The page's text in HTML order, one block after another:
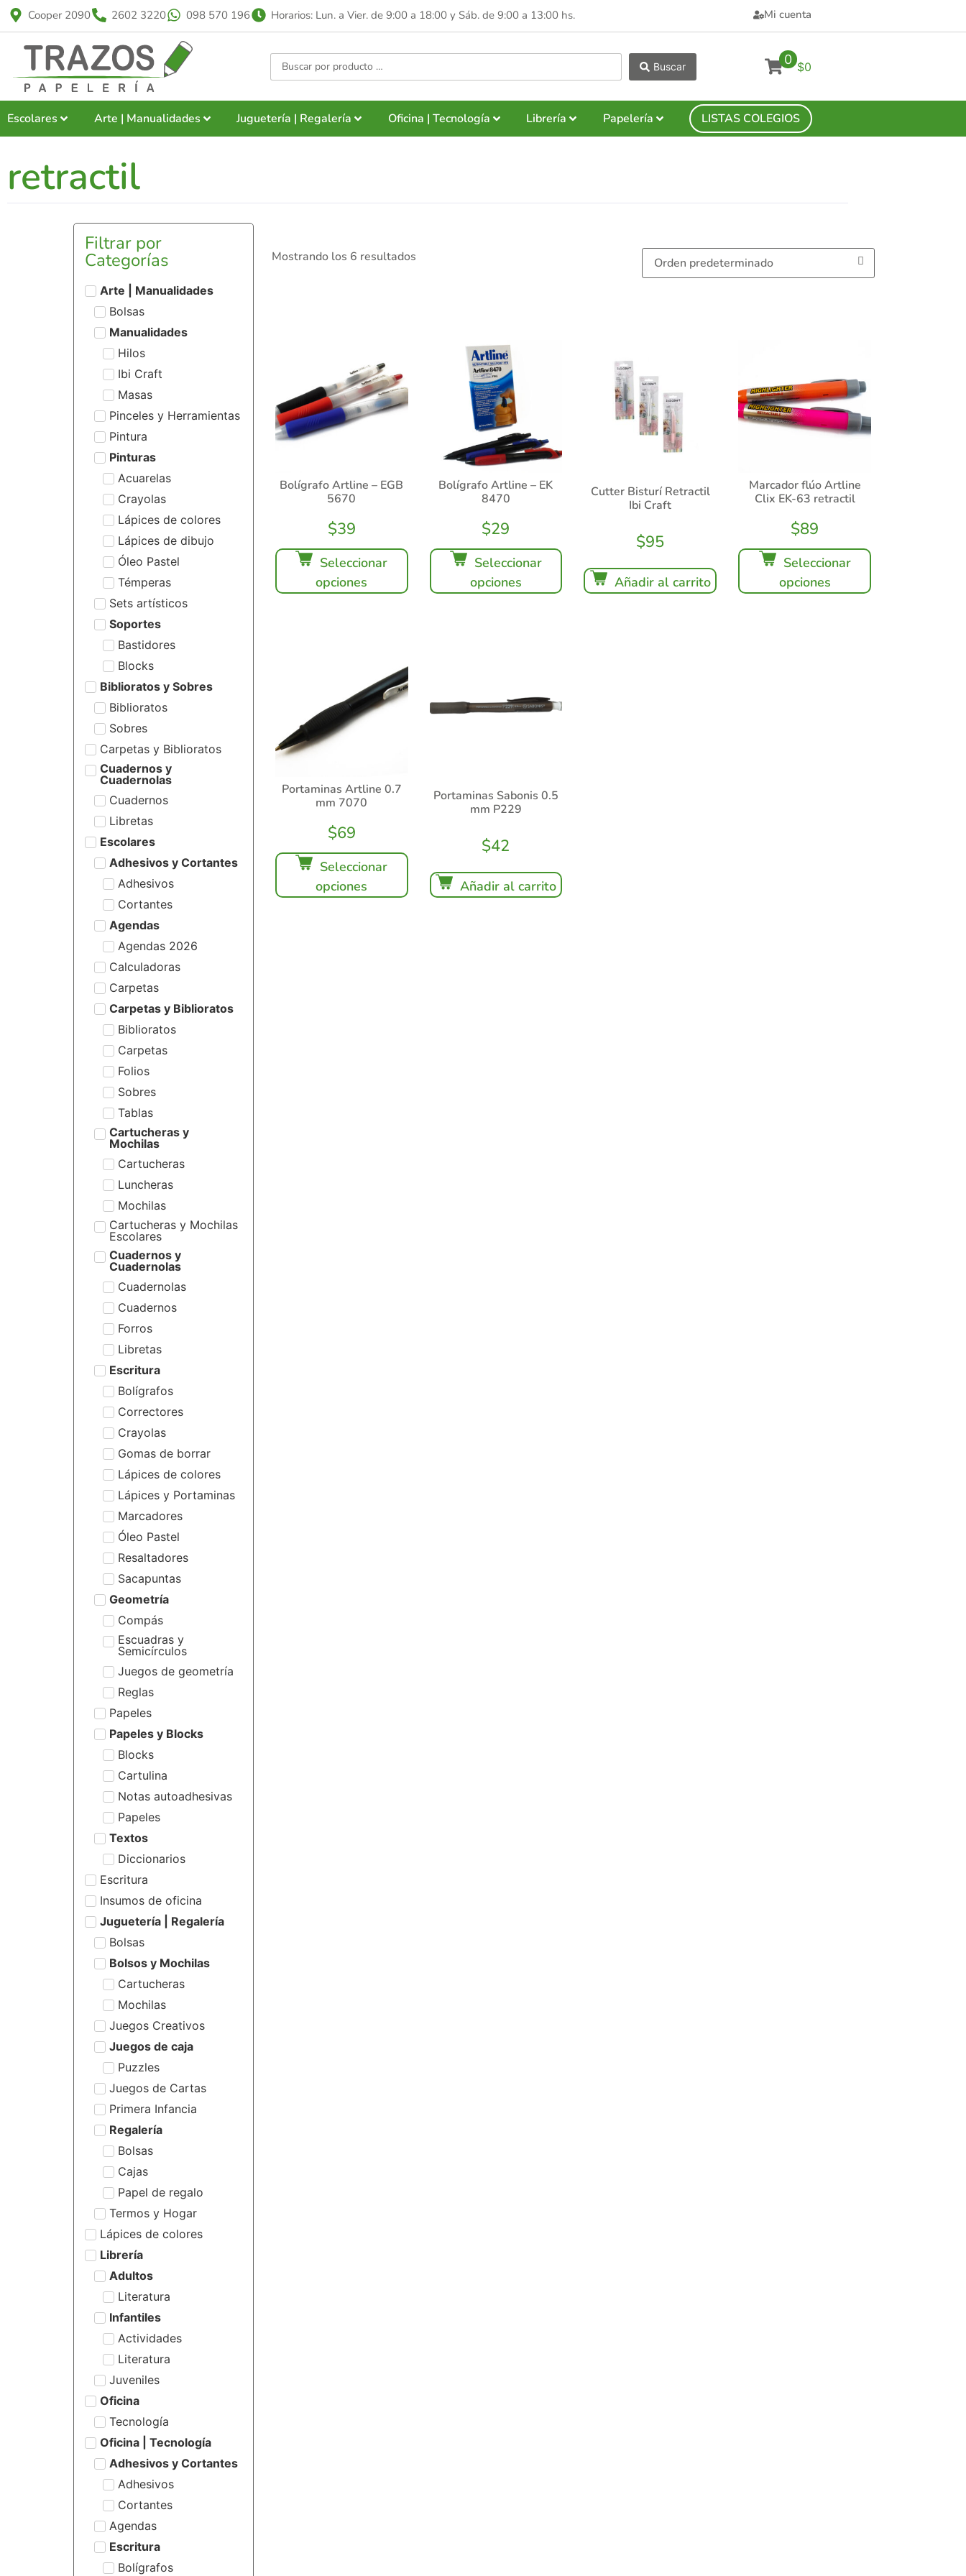
Cooper 2090 2602 3220 098 570 196 Horarios: Lun. a Vier. de 9:00 a 18:00 y Sáb. de 9:00 a 13:00 hs. Mi cuenta
Buscar 0 $0
Escolares Arte | Manualidades Juguetería | Regalería Oficina | Tecnología Librería Papelería LISTAS COLEGIOS
retractil
Filtrar por
Categorías
Arte | Manualidades
Bolsas
Manualidades
Hilos
Ibi Craft
Masas
Pinceles y Herramientas
Pintura
Pinturas
Acuarelas
Crayolas
Lápices de colores
Lápices de dibujo
Óleo Pastel
Témperas
Sets artísticos
Soportes
Bastidores
Blocks
Biblioratos y Sobres
Biblioratos
Sobres
Carpetas y Biblioratos
Cuadernos y
Cuadernolas
Cuadernos
Libretas
Escolares
Adhesivos y Cortantes
Adhesivos
Cortantes
Agendas
Agendas 2026
Calculadoras
Carpetas
Carpetas y Biblioratos
Biblioratos
Carpetas
Folios
Sobres
Tablas
Cartucheras y
Mochilas
Cartucheras
Luncheras
Mochilas
Cartucheras y Mochilas
Escolares
Cuadernos y
Cuadernolas
Cuadernolas
Cuadernos
Forros
Libretas
Escritura
Bolígrafos
Correctores
Crayolas
Gomas de borrar
Lápices de colores
Lápices y Portaminas
Marcadores
Óleo Pastel
Resaltadores
Sacapuntas
Geometría
Compás
Escuadras y
Semicírculos
Juegos de geometría
Reglas
Papeles
Papeles y Blocks
Blocks
Cartulina
Notas autoadhesivas
Papeles
Textos
Diccionarios
Escritura
Insumos de oficina
Juguetería | Regalería
Bolsas
Bolsos y Mochilas
Cartucheras
Mochilas
Juegos Creativos
Juegos de caja
Puzzles
Juegos de Cartas
Primera Infancia
Regalería
Bolsas
Cajas
Papel de regalo
Termos y Hogar
Lápices de colores
Librería
Adultos
Literatura
Infantiles
Actividades
Literatura
Juveniles
Oficina
Tecnología
Oficina | Tecnología
Adhesivos y Cortantes
Adhesivos
Cortantes
Agendas
Escritura
Bolígrafos
Mostrando los 6 resultados
Bolígrafo Artline – EGB
5670
$39
Seleccionar
opciones
Bolígrafo Artline – EK
8470
$29
Seleccionar
opciones
Cutter Bisturí Retractil
Ibi Craft
$95
Añadir al carrito
Marcador flúo Artline
Clix EK-63 retractil
$89
Seleccionar
opciones
Portaminas Artline 0.7
mm 7070
$69
Seleccionar
opciones
Portaminas Sabonis 0.5
mm P229
$42
Añadir al carrito